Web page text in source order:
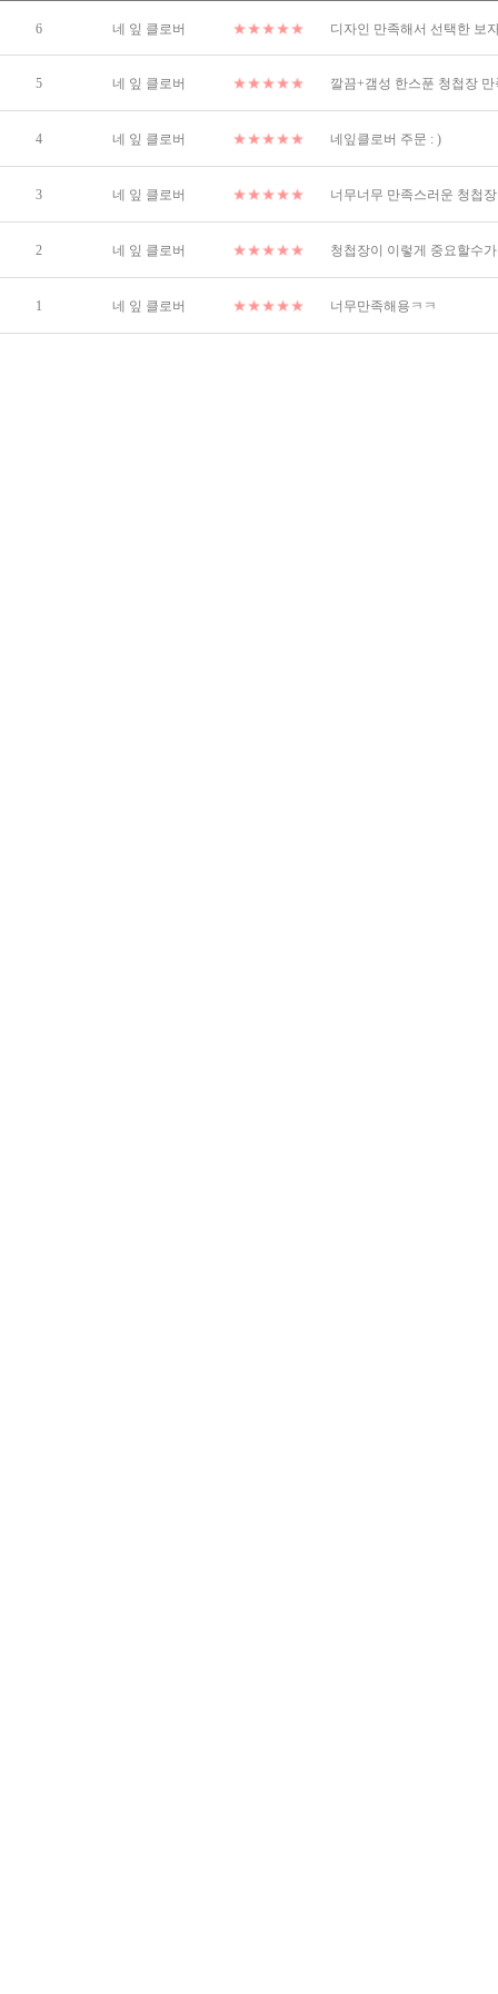
6 네 잎 클로버 디자인 만족해서 선택한 보
5 네 잎 클로버 깔끔+갬성 한스푼 청첩장
4 네 잎 클로버 네잎클로버 주문 : )
3 네 잎 클로버 너무너무 만족스러운 청첩장
2 네 잎 클로버 청첩장이 이렇게 중요할수
1 네 잎 클로버 너무만족해용ㅋㅋ